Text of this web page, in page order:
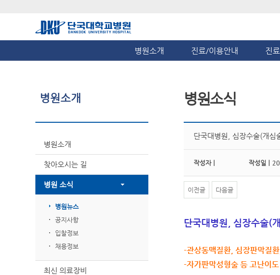
병원소개 진료/이용안내 진
병원소개
병원소개
찾아오시는 길
병원 소식
병원뉴스
공지사항
입찰정보
채용정보
최신 의료장비
병원소식
단국대병원, 심장수술(개
작성자 | 작성일 |
이전글 다음글
단국대병원, 심장수술(
-관상동맥질환, 심장판막질
-자가판막성형술 등 고난이